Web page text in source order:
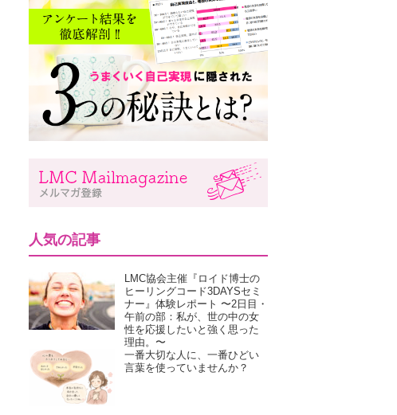
人気の記事
LMC協会主催『ロイド博士の
ヒーリングコード3DAYSセミ
ナー』体験レポート 〜2日目・
午前の部：私が、世の中の女
性を応援したいと強く思った
理由。〜
一番大切な人に、一番ひどい
言葉を使っていませんか？